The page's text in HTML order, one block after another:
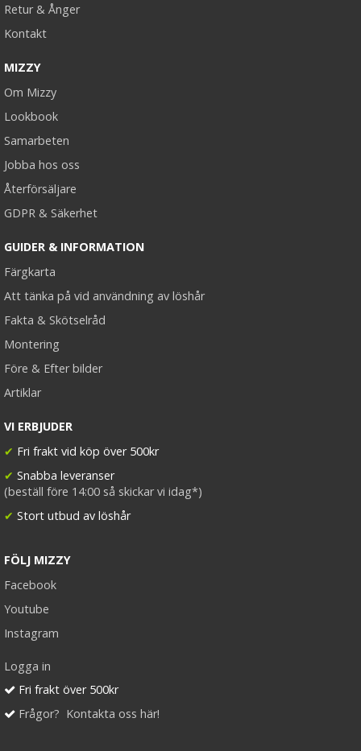
Retur & Ånger
Kontakt
MIZZY
Om Mizzy
Lookbook
Samarbeten
Jobba hos oss
Återförsäljare
GDPR & Säkerhet
GUIDER & INFORMATION
Färgkarta
Att tänka på vid användning av löshår
Fakta & Skötselråd
Montering
Före & Efter bilder
Artiklar
VI ERBJUDER
✔ Fri frakt vid köp över 500kr
✔ Snabba leveranser
(beställ före 14:00 så skickar vi idag*)
✔ Stort utbud av löshår
FÖLJ MIZZY
Facebook
Youtube
Instagram
Logga in
Fri frakt över 500kr
Frågor? Kontakta oss här!